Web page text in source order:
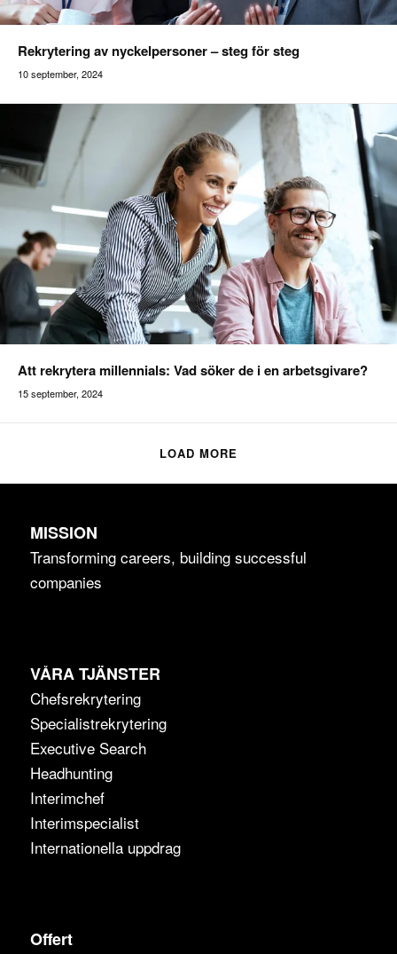
Addilon
Rekrytering av nyckelpersoner – steg för steg
10 september, 2024
Addilon
Att rekrytera millennials: Vad söker de i en arbetsgivare?
15 september, 2024
LOAD MORE
MISSION
Transforming careers, building successful
companies
VÅRA TJÄNSTER
Chefsrekrytering
Specialistrekrytering
Executive Search
Headhunting
Interimchef
Interimspecialist
Internationella uppdrag
Offert